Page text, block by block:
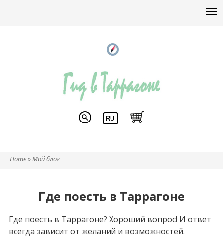
Home»Мой блог
Где поесть в Таррагоне
Где поесть в Таррагоне? Хороший вопрос! И ответ
всегда зависит от желаний и возможностей.